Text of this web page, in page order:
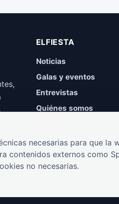
ELFIESTA
Noticias
Galas y eventos
Entrevistas
Quiénes somos
necesarias para que
contenidos externos como
no necesarias.